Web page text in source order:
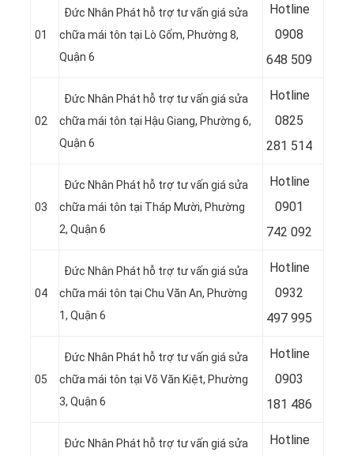
01
Đức Nhân Phát hỗ trợ tư vấn giá sửa
chữa mái tôn tại Lò Gốm, Phường 8,
Quận 6
Hotline
0908
648 509
02
Đức Nhân Phát hỗ trợ tư vấn giá sửa
chữa mái tôn tại Hậu Giang, Phường 6,
Quận 6
Hotline
0825
281 514
03
Đức Nhân Phát hỗ trợ tư vấn giá sửa
chữa mái tôn tại Tháp Mười, Phường
2, Quận 6
Hotline
0901
742 092
04
Đức Nhân Phát hỗ trợ tư vấn giá sửa
chữa mái tôn tại Chu Văn An, Phường
1, Quận 6
Hotline
0932
497 995
05
Đức Nhân Phát hỗ trợ tư vấn giá sửa
chữa mái tôn tại Võ Văn Kiệt, Phường
3, Quận 6
Hotline
0903
181 486
Đức Nhân Phát hỗ trợ tư vấn giá sửa
Hotline